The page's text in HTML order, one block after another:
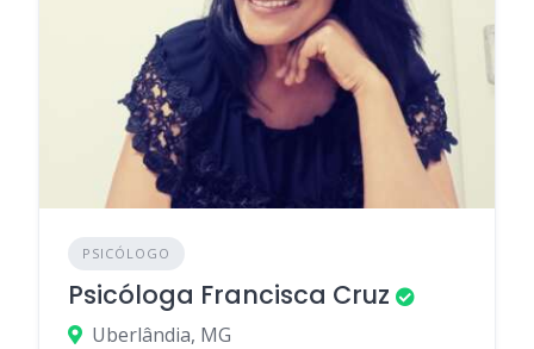
PSICÓLOGO
Psicóloga Francisca Cruz
Uberlândia, MG